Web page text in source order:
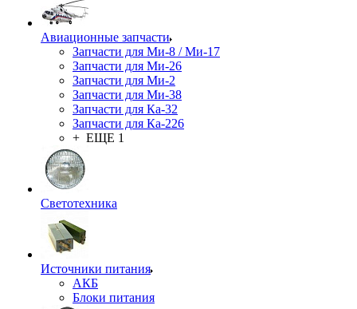
Авиационные запчасти
Запчасти для Ми-8 / Ми-17
Запчасти для Ми-26
Запчасти для Ми-2
Запчасти для Ми-38
Запчасти для Ка-32
Запчасти для Ка-226
+ ЕЩЕ 1
Светотехника
Источники питания
АКБ
Блоки питания